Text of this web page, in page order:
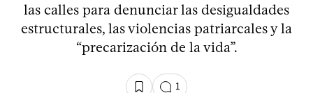
las calles para denunciar las desigualdades
estructurales, las violencias patriarcales y la
“precarización de la vida”.
1